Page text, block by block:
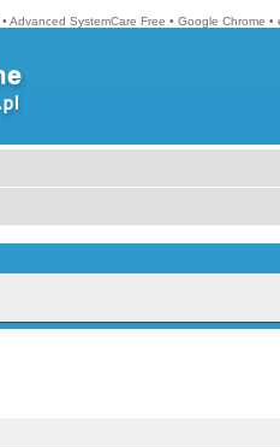
• Advanced SystemCare Free • Google Chrome •